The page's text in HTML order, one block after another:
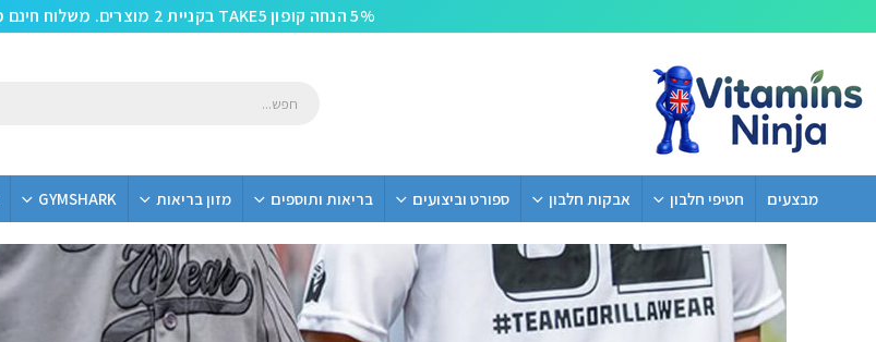
5% הנחה קופון TAKE5 בקניית 2 מוצרים. משלוח חינם מעל 279 שח!
מבצעים חטיפי חלבון אבקות חלבון ספורט וביצועים בריאות ותוספים מזון בריאות GYMSHARK